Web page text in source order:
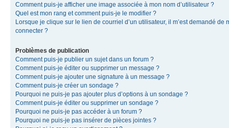
Comment puis-je afficher une image associée à mon nom d’utilisateur ?
Quel est mon rang et comment puis-je le modifier ?
Lorsque je clique sur le lien de courriel d’un utilisateur, il m’est demandé de
connecter ?
Problèmes de publication
Comment puis-je publier un sujet dans un forum ?
Comment puis-je éditer ou supprimer un message ?
Comment puis-je ajouter une signature à un message ?
Comment puis-je créer un sondage ?
Pourquoi ne puis-je pas ajouter plus d’options à un sondage ?
Comment puis-je éditer ou supprimer un sondage ?
Pourquoi ne puis-je pas accéder à un forum ?
Pourquoi ne puis-je pas insérer de pièces jointes ?